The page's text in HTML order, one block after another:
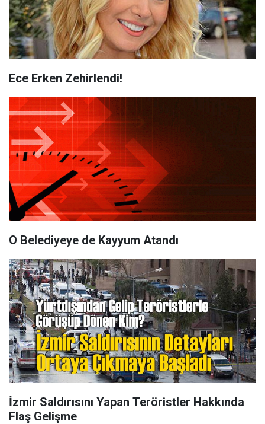
Ece Erken Zehirlendi!
O Belediyeye de Kayyum Atandı
İzmir Saldırısını Yapan Teröristler Hakkında
Flaş Gelişme